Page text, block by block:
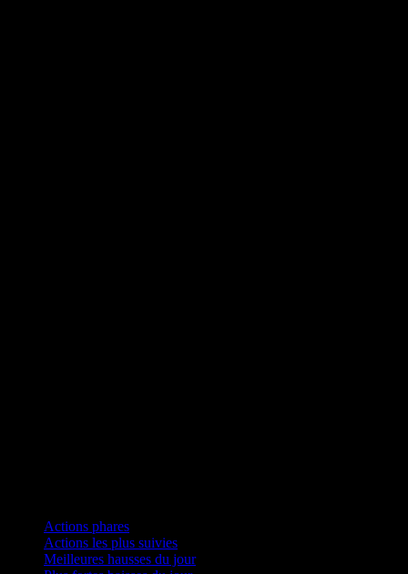
Actions phares
Actions les plus suivies
Meilleures hausses du jour